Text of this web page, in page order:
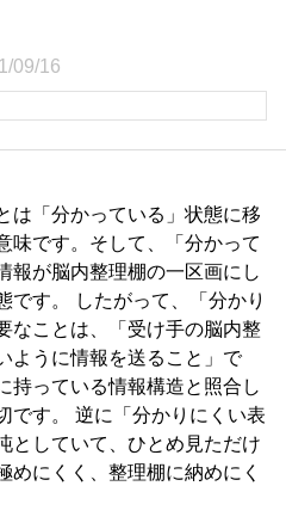
09/16
は「分かっている」状態に移
味です。そして、「分かって
報が脳内整理棚の一区画にし
です。 したがって、「分かり
なことは、「受け手の脳内整
ように情報を送ること」で
持っている情報構造と照合し
です。 逆に「分かりにくい表
としていて、ひとめ見ただけ
めにくく、整理棚に納めにく